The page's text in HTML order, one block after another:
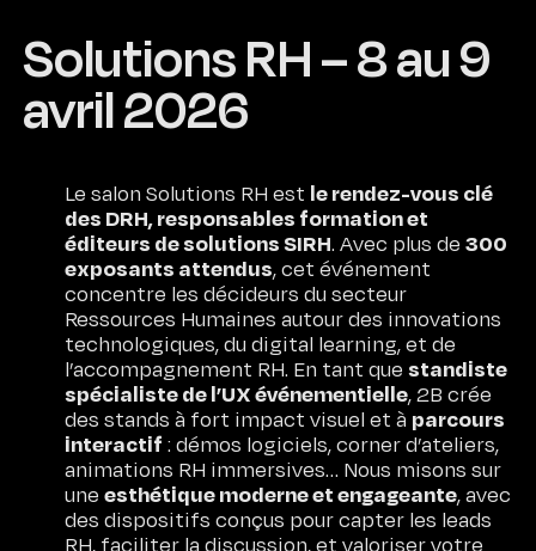
Solutions RH – 8 au 9
avril 2026
Le salon Solutions RH est le rendez-vous clé
des DRH, responsables formation et
éditeurs de solutions SIRH. Avec plus de 300
exposants attendus, cet événement
concentre les décideurs du secteur
Ressources Humaines autour des innovations
technologiques, du digital learning, et de
l’accompagnement RH. En tant que standiste
spécialiste de l’UX événementielle, 2B crée
des stands à fort impact visuel et à parcours
interactif : démos logiciels, corner d’ateliers,
animations RH immersives… Nous misons sur
une esthétique moderne et engageante, avec
des dispositifs conçus pour capter les leads
RH, faciliter la discussion, et valoriser votre